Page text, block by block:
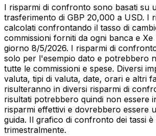
I risparmi di confronto sono basati su
trasferimento di GBP 20,000 a USD. I
calcolati confrontando il tasso di
commissioni forniti da ogni banca e Xe
giorno 8/5/2026. I risparmi di
solo per l'esempio dato e potrebbero
tutte le commissioni e spese. Diversi
valuta, tipi di valuta, date, orari e altri
risulteranno in diversi risparmi di
risultati potrebbero quindi non essere
risparmi effettivi e dovrebbero essere
guida. Il grafico di confronto dei tassi è
trimestralmente.